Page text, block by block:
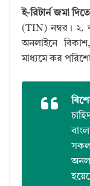
ই-রিটার্ন জমা
(TIN) নম্বর। ২.
অনলাইনে
মাধ্যমে কর
সকল